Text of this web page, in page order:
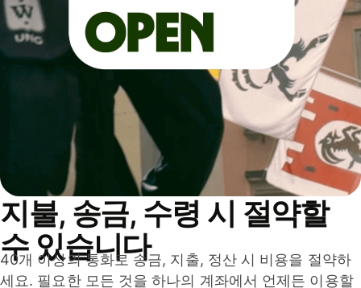
지불, 송금, 수령 시 절약할
수 있습니다
40개 이상의 통화로 송금, 지출, 정산 시 비용을 절약하
세요. 필요한 모든 것을 하나의 계좌에서 언제든 이용할